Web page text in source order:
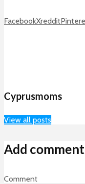
FacebookXreddit
Cyprusmoms
View all posts
Add comment
Comment